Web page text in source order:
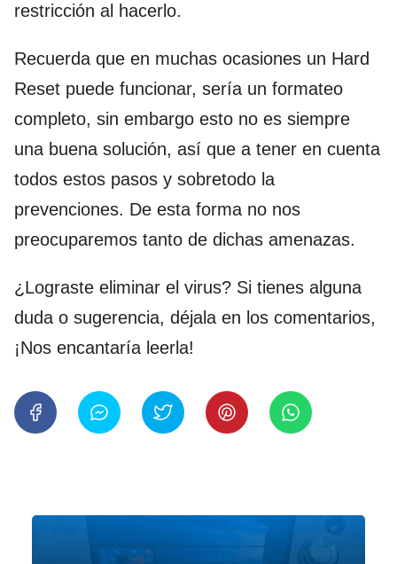
restricción al hacerlo.
Recuerda que en muchas ocasiones un Hard
Reset puede funcionar, sería un formateo
completo, sin embargo esto no es siempre
una buena solución, así que a tener en cuenta
todos estos pasos y sobretodo la
prevenciones. De esta forma no nos
preocuparemos tanto de dichas amenazas.
¿Lograste eliminar el virus? Si tienes alguna
duda o sugerencia, déjala en los comentarios,
¡Nos encantaría leerla!